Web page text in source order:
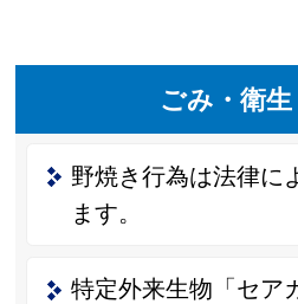
ごみ・衛
野焼き行為は法律に
ます。
特定外来生物「セア